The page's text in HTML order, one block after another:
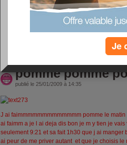
bonbon je suis contenteeeeee*
mon copain a fait le dejeuner en retard donc j
a 14h30 l heure ou le repas etait pret
pomme pomme
publié le 25/01/2009 à 14:35
J ai faimmmmmmmmmmmmm pomme le
ai faimm a je l ai deja dis bon je m y tien je
seulement 9:21 et sa fait 1h30 que j ai manger
ai peur de me priver autant et que je choisis
Je